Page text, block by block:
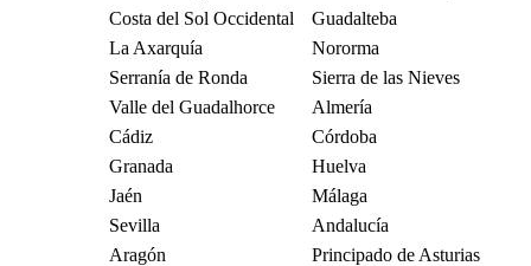
Costa del Sol Occidental
Guadalteba
La Axarquía
Nororma
Serranía de Ronda
Sierra de las Nieves
Valle del Guadalhorce
Almería
Cádiz
Córdoba
Granada
Huelva
Jaén
Málaga
Sevilla
Andalucía
Aragón
Principado de Asturias